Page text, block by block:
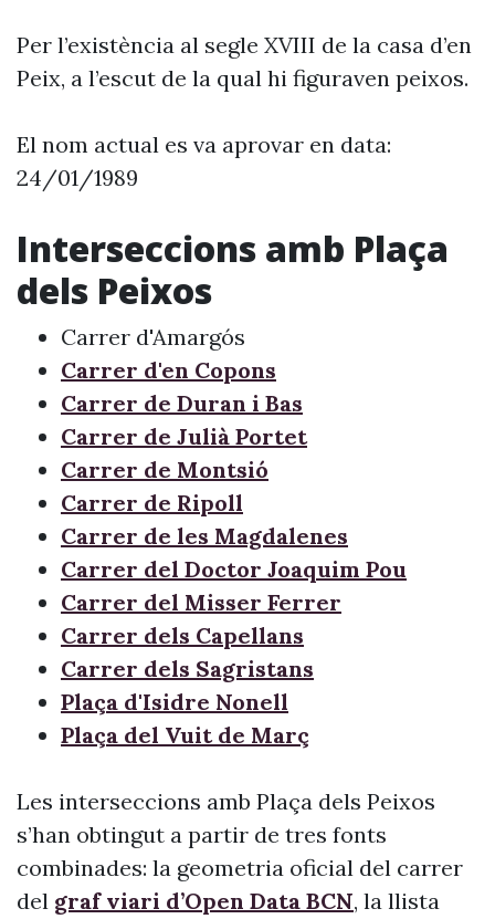
Per l’existència al segle XVIII de la casa d’en
Peix, a l’escut de la qual hi figuraven peixos.
El nom actual es va aprovar en data:
24/01/1989
Interseccions amb Plaça
dels Peixos
Carrer d'Amargós
Carrer d'en Copons
Carrer de Duran i Bas
Carrer de Julià Portet
Carrer de Montsió
Carrer de Ripoll
Carrer de les Magdalenes
Carrer del Doctor Joaquim Pou
Carrer del Misser Ferrer
Carrer dels Capellans
Carrer dels Sagristans
Plaça d'Isidre Nonell
Plaça del Vuit de Març
Les interseccions amb Plaça dels Peixos
s’han obtingut a partir de tres fonts
combinades: la geometria oficial del carrer
del graf viari d’Open Data BCN, la llista